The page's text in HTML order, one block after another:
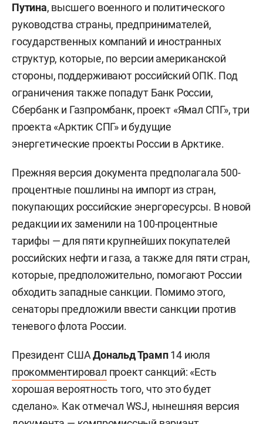
Путина, высшего военного и политического
руководства страны, предпринимателей,
государственных компаний и иностранных
структур, которые, по версии американской
стороны, поддерживают российский ОПК. Под
ограничения также попадут Банк России,
Сбербанк и Газпромбанк, проект «Ямал СПГ», три
проекта «Арктик СПГ» и будущие
энергетические проекты России в Арктике.
Прежняя версия документа предполагала 500-
процентные пошлины на импорт из стран,
покупающих российские энергоресурсы. В новой
редакции их заменили на 100-процентные
тарифы — для пяти крупнейших покупателей
российских нефти и газа, а также для пяти стран,
которые, предположительно, помогают России
обходить западные санкции. Помимо этого,
сенаторы предложили ввести санкции против
теневого флота России.
Президент СШАДональд Трамп14 июля
прокомментировал проект санкций: «Есть
хорошая вероятность того, что это будет
сделано». Как отмечал WSJ, нынешняя версия